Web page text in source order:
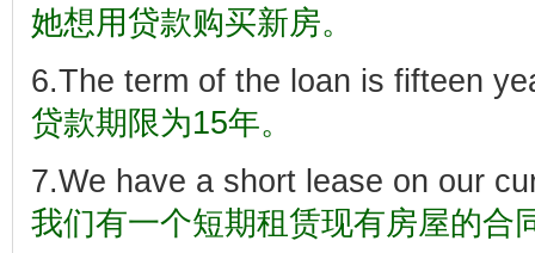
她想用贷款购买新房。
6.The term of the loan is fifteen
贷款期限为15年。
7.We have a short lease on our
我们有一个短期租赁现有房屋的合